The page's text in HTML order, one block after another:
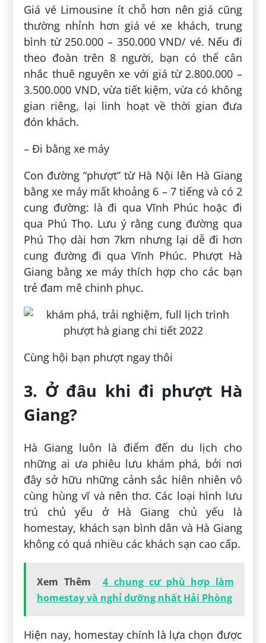
Giá vé Limousine ít chỗ hơn nên giá cũng
thường nhỉnh hơn giá vé xe khách, trung
bình từ 250.000 – 350.000 VND/ vé. Nếu đi
theo đoàn trên 8 người, bạn có thể cân
nhắc thuê nguyên xe với giá từ 2.800.000 –
3.500.000 VND, vừa tiết kiệm, vừa có không
gian riêng, lại linh hoạt về thời gian đưa
đón khách.
– Đi bằng xe máy
Con đường “phượt” từ Hà Nội lên Hà Giang
bằng xe máy mất khoảng 6 – 7 tiếng và có 2
cung đường: là đi qua Vĩnh Phúc hoặc đi
qua Phú Thọ. Lưu ý rằng cung đường qua
Phú Thọ dài hơn 7km nhưng lại dễ đi hơn
cung đường đi qua Vĩnh Phúc. Phượt Hà
Giang bằng xe máy thích hợp cho các bạn
trẻ đam mê chinh phục.
Cùng hội bạn phượt ngay thôi
3. Ở đâu khi đi phượt Hà
Giang?
Hà Giang luôn là điểm đến du lịch cho
những ai ưa phiêu lưu khám phá, bởi nơi
đây sở hữu những cảnh sắc hiên nhiên vô
cùng hùng vĩ và nên thơ. Các loại hình lưu
trú chủ yếu ở Hà Giang chủ yếu là
homestay, khách sạn bình dân và Hà Giang
không có quá nhiều các khách sạn cao cấp.
Xem Thêm
4 chung cư phù hợp làm
homestay và nghỉ dưỡng nhất Hải Phòng
Hiện nay, homestay chính là lựa chọn được